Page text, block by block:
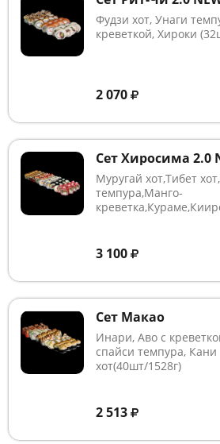
Фудзи хот, Унаги
креветкой, Хироки
2 070
Сет Хиросима 2.0
Муругай хот,Тибет
темпура,Манго-
3 100
Сет Макао
Инари, Аво с
спайси темпура,
хот(40шт/1528г)
2 513